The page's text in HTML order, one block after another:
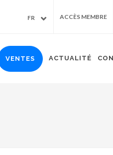
FR ACCÈS MEMBRE
VENTES ACTUALITÉ